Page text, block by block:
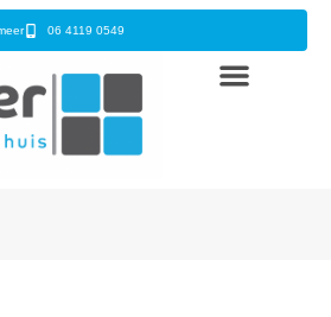
06 4119 0549